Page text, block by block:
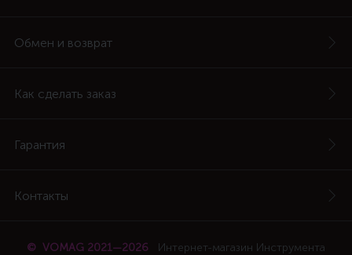
Обмен и возврат
Как сделать заказ
Гарантия
Контакты
© VOMAG 2021—2026 Интернет-магазин Инструмента